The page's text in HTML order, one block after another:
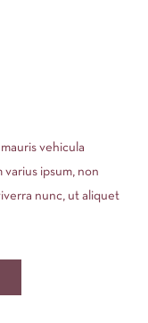
vehicula
ipsum, non
nunc, ut aliquet